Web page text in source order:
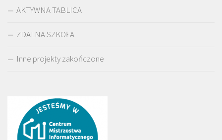
AKTYWNA TABLICA
ZDALNA SZKOŁA
Inne projekty zakończone